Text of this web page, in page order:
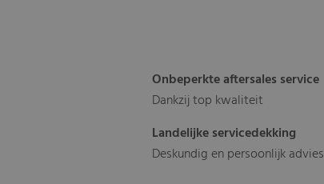
Onbeperkte aftersales service
Dankzij top kwaliteit
Landelijke servicedekking
Deskundig en persoonlijk advies